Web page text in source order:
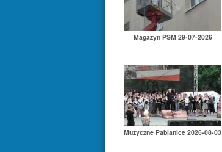
Magazyn PSM 29-07-2026
Muzyczne Pabianice 2026-08-03